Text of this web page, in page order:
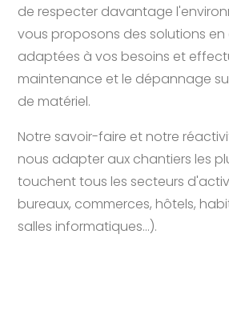
de respecter davantage
vous proposons des solutions en
adaptées à vos besoins et
maintenance et le dépannage
de matériel.
Notre savoir-faire et notre
nous adapter aux chantiers les
touchent tous les secteurs
bureaux, commerces, hôtels,
salles informatiques...).